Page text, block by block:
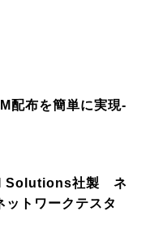
配布を簡単に実現-
Solutions社製 ネ
トワークテスタ